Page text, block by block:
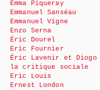
Emma Piqueray
Emmanuel Sanséau
Emmanuel Vigne
Enzo Serna
Éric Dourel
Eric Fournier
Éric Lavenir et Diogo
la critique sociale
Eric Louis
Ernest London